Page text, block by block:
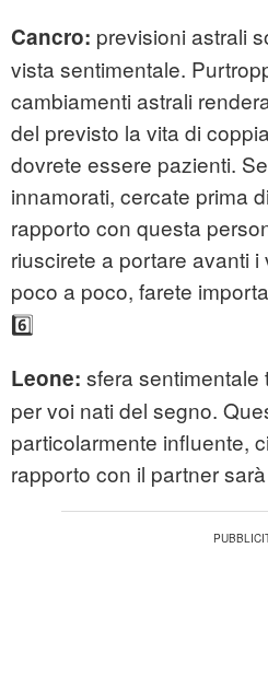
Cancro: previsioni astrali
vista sentimentale.
cambiamenti astrali
del previsto la vita di
dovrete essere pazienti.
innamorati, cercate prima
rapporto con questa
riuscirete a portare avanti i
poco a poco, farete
6️⃣
Leone: sfera sentimentale
per voi nati del segno.
particolarmente influente,
rapporto con il partner